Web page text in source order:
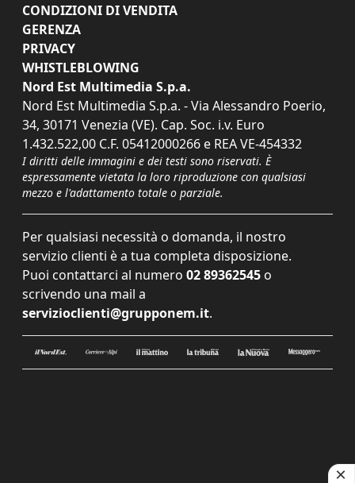
CONDIZIONI DI VENDITA
GERENZA
PRIVACY
WHISTLEBLOWING
Nord Est Multimedia S.p.a.
Nord Est Multimedia S.p.a. - Via Alessandro Poerio,
34, 30171 Venezia (VE). Cap. Soc. i.v. Euro
1.432.522,00 C.F. 05412000266 e REA VE-454332
I diritti delle immagini e dei testi sono riservati. È
espressamente vietata la loro riproduzione con qualsiasi
mezzo e l'adattamento totale o parziale.
Per qualsiasi necessità o domanda, il nostro
servizio clienti è a tua completa disposizione.
Puoi contattarci al numero 02 89362545 o
scrivendo una mail a
servizioclienti@grupponem.it.